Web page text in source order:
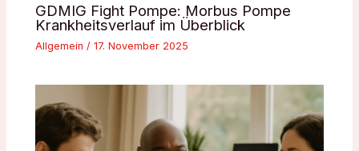
GDMIG Fight Pompe: Morbus Pompe
Krankheitsverlauf im Überblick
Allgemein /17. November 2025